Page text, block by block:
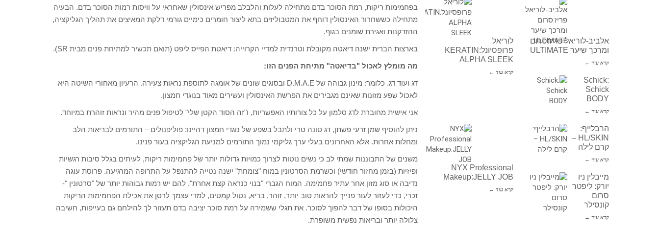
בפחמימות ריקות, רמת הסוכר בדם מתחילה לעלות והלבלב מפריש אינסולין שאחראי על וויסות רמות הסוכר בדם. הבעיה
מתחילה כששחרור האינסולין דוחף את המטבוליזים בתא ליצור חומרים כימיים גורמי דלקת המאיצים את תהליך הגליקציה,
ההזדקנות ואגירת שומנים בגוף.
בארצות הברית ישנה דיאטה מקובלת וטרנדית למדיי הקרוייה: דיאטת הפייס ליפט (תואם תכשיר למתיחת פנים מבית SR).
מה מומלץ לאכול "בדיאטה" מתיחת הפנים הזו:
דג ועוד דג. כלומר: מינון גבוהה של D.M.A.E ובסוגים שונים של אומגה לתוספת נראות צעירה. הרעיון מאחורי השיטה היא
לאכול שפע מזונות שאינם מגבירים את הפרשת האינסולין ועשירים מאוד בנוגדי חמצון.
אני אישית מחוברת לדג סלמון על כל צורותיו האפשריות, ו"זה הסוד הקטן שלי" לטיפול פנים מהיר ונראות זוהרת במיוחד.
ניתן להוסיף שמן זרעי פשתן, דג טונה טרי ולתבל בשפע של נוגדי חמצון דהיינו: פוליפנולים – התורמים לבריאות הלב
ומחלות אחרות. אלא האחרונים בעלי ערך גליקמי נמוך התורמים למניעת הגליקציה בעור פנינו.
משנים של התבוננות שמתי לב כי נשים נוטות לצרוך כמויות גדולות יותר של פחמימות ריקות, לעיתים בגלל סיבות רגשיות
ופיזיות (בזמן מחזור חודשי) וכשרמת הסרטונין במוח "צומחת" ישנה נטייה להתנפל על התרופה המרגיעה. פרוסת עוגה
נדיבה או סוג מזון אחר עתיר פחמימה. המוח הגברי "בנוי כנראה קצת אחרת". להם יש רמות גבוהות יותר של "סרטונין "-
זכרי, כדי לעזור לעור פנייך להראות טוב יותר, זוהר, בריא, נטול קמטים, למדי עצמך לרסן את אכילת הפחמימות הריקות
היכולות בסופו של דבר להפוך לסוכר. את תגלי ששמירה על רמת סוכר יציבה בדם תעזור לך להילחם גם בעייפות, חשיבה
צלולה יותר ובריאות נפשית משופרת.
לוריאל
פרופסיונל:KERATIN
ALPHA SLEEK
קרא עוד ←
אלביב-לוריאל פריז:סרום
ומרכך שיער ULTIMATE
קרא עוד ←
Schick:
Schick
BODY
קרא עוד ←
NYX Professional
Makeup:JELLY JOB
קרא עוד ←
הרבלייף:
HL/SKIN –
קרם לילה
קרא עוד ←
מייבלין ניו
יורק: ליפטר
סרום
קונסילר
קרא עוד ←